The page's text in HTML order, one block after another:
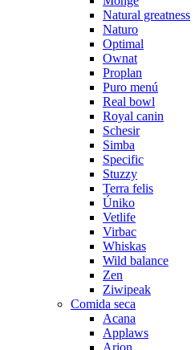
Natural greatness
Naturo
Optimal
Ownat
Proplan
Puro menú
Real bowl
Royal canin
Schesir
Simba
Specific
Stuzzy
Terra felis
Úniko
Vetlife
Virbac
Whiskas
Wild balance
Zen
Ziwipeak
Comida seca
Acana
Applaws
Arion